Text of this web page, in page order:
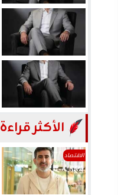
الأكثر قراءة
الاقتصاد